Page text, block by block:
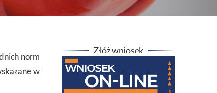
norm
w
Złóż wniosek